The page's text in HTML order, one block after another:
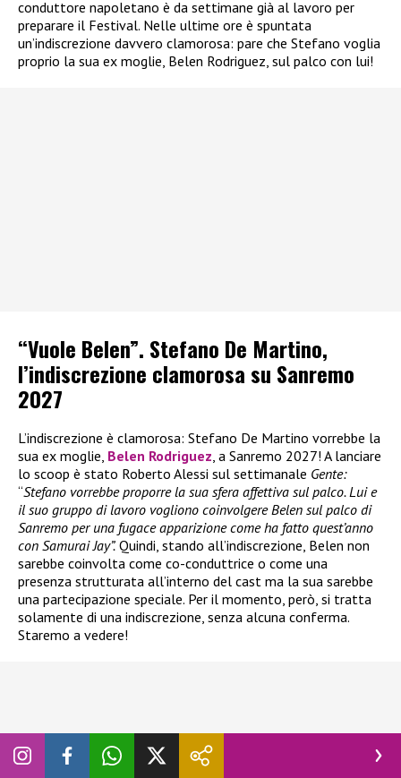
conduttore napoletano è da settimane già al lavoro per
preparare il Festival. Nelle ultime ore è spuntata
un’indiscrezione davvero clamorosa: pare che Stefano voglia
proprio la sua ex moglie, Belen Rodriguez, sul palco con lui!
“Vuole Belen”. Stefano De Martino,
l’indiscrezione clamorosa su Sanremo
2027
L’indiscrezione è clamorosa: Stefano De Martino vorrebbe la
sua ex moglie, Belen Rodriguez , a Sanremo 2027! A lanciare
lo scoop è stato Roberto Alessi sul settimanale Gente:
“Stefano vorrebbe proporre la sua sfera affettiva sul palco. Lui e
il suo gruppo di lavoro vogliono coinvolgere Belen sul palco di
Sanremo per una fugace apparizione come ha fatto quest’anno
con Samurai Jay”. Quindi, stando all’indiscrezione, Belen non
sarebbe coinvolta come co-conduttrice o come una
presenza strutturata all’interno del cast ma la sua sarebbe
una partecipazione speciale. Per il momento, però, si tratta
solamente di una indiscrezione, senza alcuna conferma.
Staremo a vedere!